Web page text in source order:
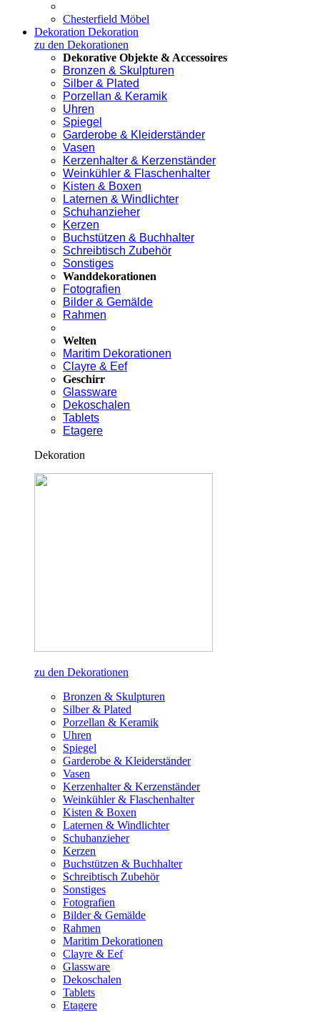
Chesterfield Möbel
Dekoration Dekoration
zu den Dekorationen
Dekorative Objekte & Accessoires
Bronzen & Skulpturen
Silber & Plated
Porzellan & Keramik
Uhren
Spiegel
Garderobe & Kleiderständer
Vasen
Kerzenhalter & Kerzenständer
Weinkühler & Flaschenhalter
Kisten & Boxen
Laternen & Windlichter
Schuhanzieher
Kerzen
Buchstützen & Buchhalter
Schreibtisch Zubehör
Sonstiges
Wanddekorationen
Fotografien
Bilder & Gemälde
Rahmen
Welten
Maritim Dekorationen
Clayre & Eef
Geschirr
Glassware
Dekoschalen
Tablets
Etagere
Dekoration
zu den Dekorationen
Bronzen & Skulpturen
Silber & Plated
Porzellan & Keramik
Uhren
Spiegel
Garderobe & Kleiderständer
Vasen
Kerzenhalter & Kerzenständer
Weinkühler & Flaschenhalter
Kisten & Boxen
Laternen & Windlichter
Schuhanzieher
Kerzen
Buchstützen & Buchhalter
Schreibtisch Zubehör
Sonstiges
Fotografien
Bilder & Gemälde
Rahmen
Maritim Dekorationen
Clayre & Eef
Glassware
Dekoschalen
Tablets
Etagere